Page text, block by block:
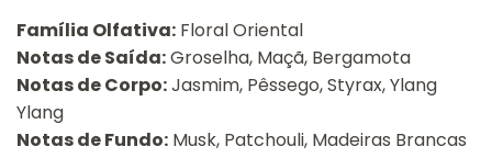
Família Olfativa: Floral Oriental
Notas de Saída:Groselha, Maçã, Bergamota
Notas de Corpo:Jasmim, Pêssego, Styrax, Ylang
Ylang
Notas de Fundo: Musk, Patchouli, Madeiras Brancas